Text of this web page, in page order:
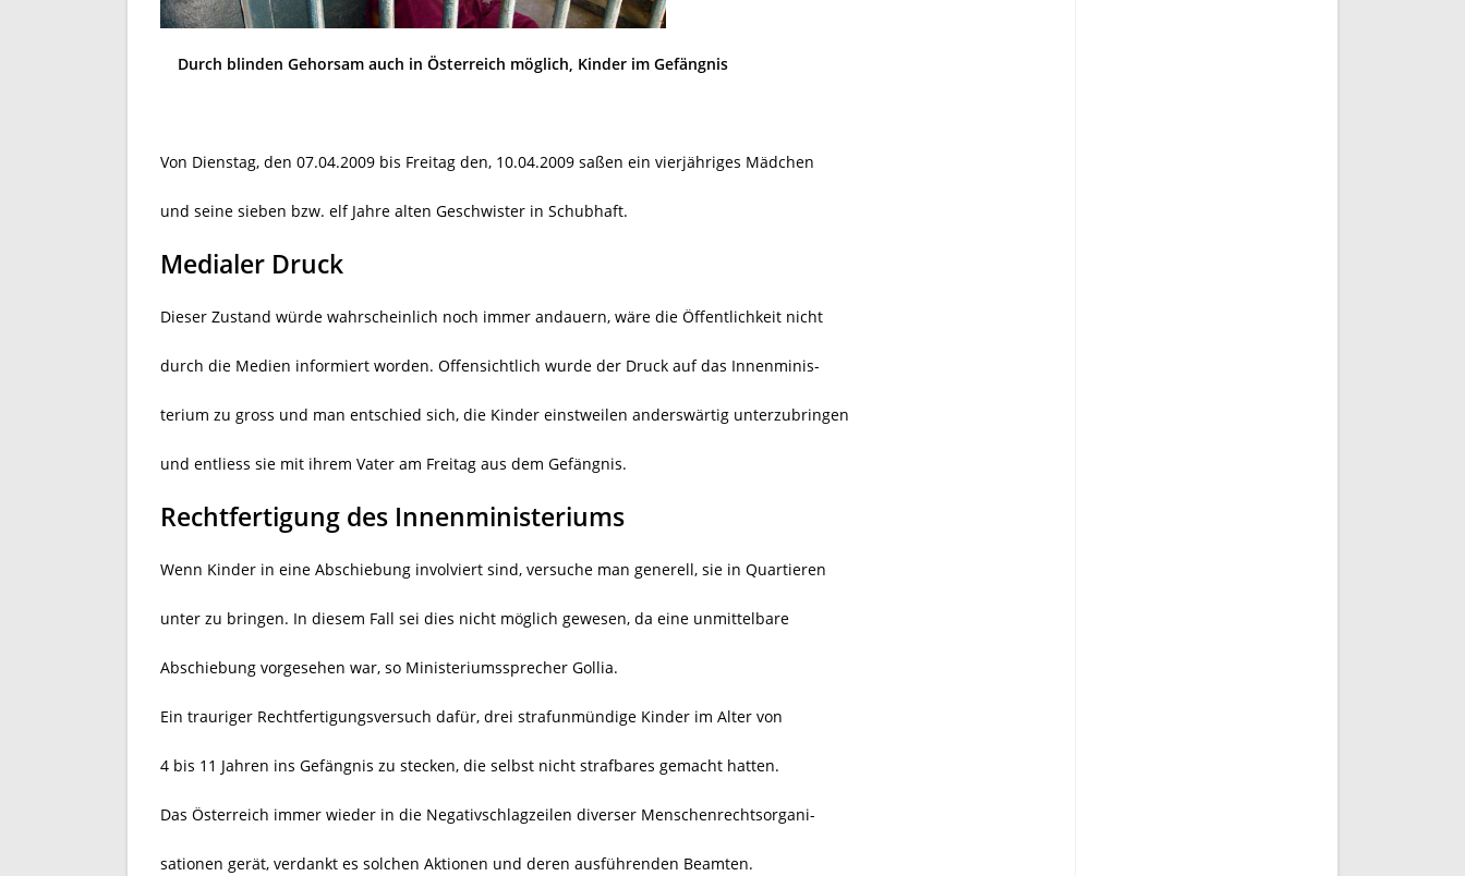
Durch blinden Gehorsam auch in Österreich möglich, Kinder im Gefängnis
Von Dienstag, den 07.04.2009 bis Freitag den, 10.04.2009 saßen ein vierjähriges Mädchen
und seine sieben bzw. elf Jahre alten Geschwister in Schubhaft.
Medialer Druck
Dieser Zustand würde wahrscheinlich noch immer andauern, wäre die Öffentlichkeit nicht
durch die Medien informiert worden. Offensichtlich wurde der Druck auf das Innenminis-
terium zu gross und man entschied sich, die Kinder einstweilen anderswärtig unterzubringen
und entliess sie mit ihrem Vater am Freitag aus dem Gefängnis.
Rechtfertigung des Innenministeriums
Wenn Kinder in eine Abschiebung involviert sind, versuche man generell, sie in Quartieren
unter zu bringen. In diesem Fall sei dies nicht möglich gewesen, da eine unmittelbare
Abschiebung vorgesehen war, so Ministeriumssprecher Gollia.
Ein trauriger Rechtfertigungsversuch dafür, drei strafunmündige Kinder im Alter von
4 bis 11 Jahren ins Gefängnis zu stecken, die selbst nicht strafbares gemacht hatten.
Das Österreich immer wieder in die Negativschlagzeilen diverser Menschenrechtsorgani-
sationen gerät, verdankt es solchen Aktionen und deren ausführenden Beamten.